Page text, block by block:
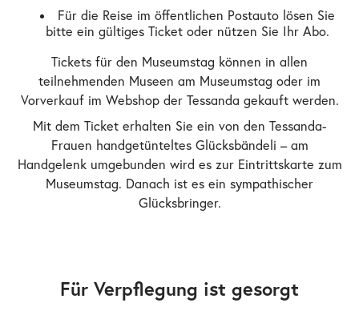
Für die Reise im öffentlichen Postauto lösen Sie
bitte ein gültiges Ticket oder nützen Sie Ihr Abo.
Tickets für den Museumstag können in allen
teilnehmenden Museen am Museumstag oder im
Vorverkauf im Webshop der Tessanda gekauft werden.
Mit dem Ticket erhalten Sie ein von den Tessanda-
Frauen handgetünteltes Glücksbändeli – am
Handgelenk umgebunden wird es zur Eintrittskarte zum
Museumstag. Danach ist es ein sympathischer
Glücksbringer.
Für Verpflegung ist gesorgt